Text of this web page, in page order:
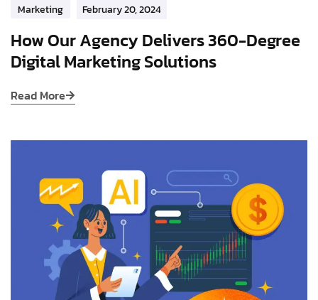
Marketing February 20, 2024
How Our Agency Delivers 360-Degree
Digital Marketing Solutions
Read More